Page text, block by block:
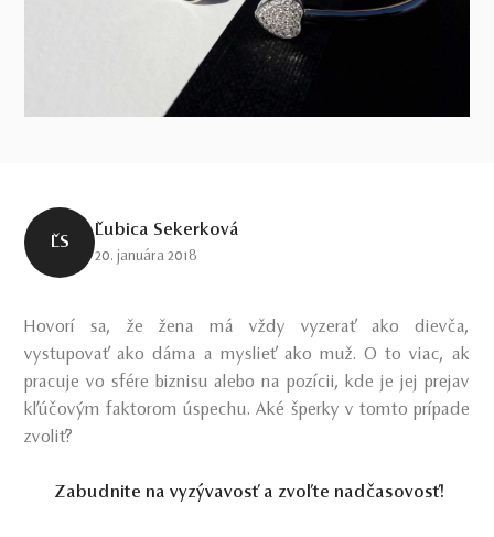
ĽS
Ľubica Sekerková
20. januára 2018
Hovorí sa, že žena má vždy vyzerať ako dievča,
vystupovať ako dáma a myslieť ako muž. O to viac, ak
pracuje vo sfére biznisu alebo na pozícii, kde je jej prejav
kľúčovým faktorom úspechu. Aké šperky v tomto prípade
zvoliť?
Zabudnite na vyzývavosť a zvoľte nadčasovosť!